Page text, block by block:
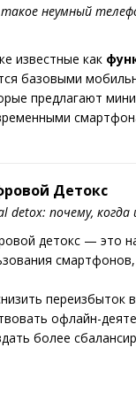
неумный
известные как
базовыми
предлагают
Детокс
detox: почему, когда
детокс — это
переизбыток
офлайн-
более